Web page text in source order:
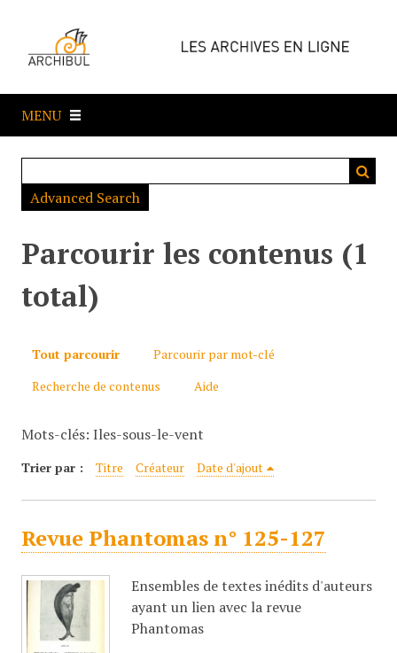
e
a
MENU
Advanced Search
Parcourir les contenus (1
total)
Tout parcourir
Parcourir par mot-clé
Recherche de contenus
Aide
Mots-clés: Iles-sous-le-vent
Trier par : Titre Créateur Date d'ajout
Revue Phantomas n° 125-127
Ensembles de textes inédits d'auteurs
ayant un lien avec la revue
Phantomas